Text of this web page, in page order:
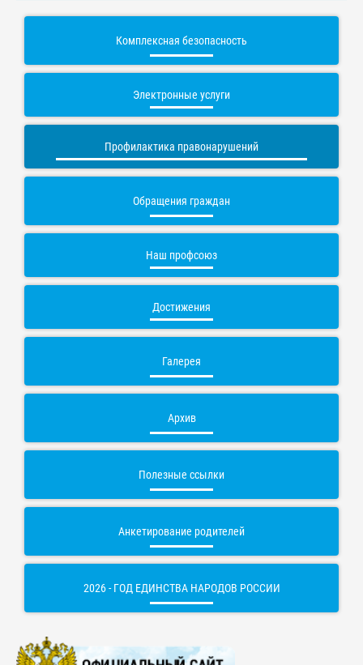
Комплексная безопасность
Электронные услуги
Профилактика правонарушений
Обращения граждан
Наш профсоюз
Достижения
Галерея
Архив
Полезные ссылки
Анкетирование родителей
2026 - ГОД ЕДИНСТВА НАРОДОВ РОССИИ